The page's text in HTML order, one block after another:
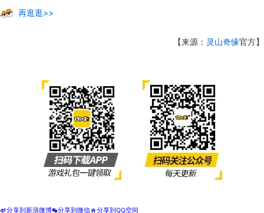
再逛逛>>
【来源： 灵山奇缘官方】
t分享到新浪微博w分享到微信z分享到QQ空间